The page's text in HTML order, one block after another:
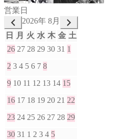
営業日
2026年 8月
日
月 火 水 木 金 土
26 27 28 29 30 31 1
2 3 4 5 6 7 8
9 10 11 12 13 14 15
16 17 18 19 20 21 22
23 24 25 26 27 28 29
30 31 1 2 3 4 5